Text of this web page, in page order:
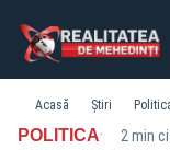
Acasă Știri
POLITICA· 2 min